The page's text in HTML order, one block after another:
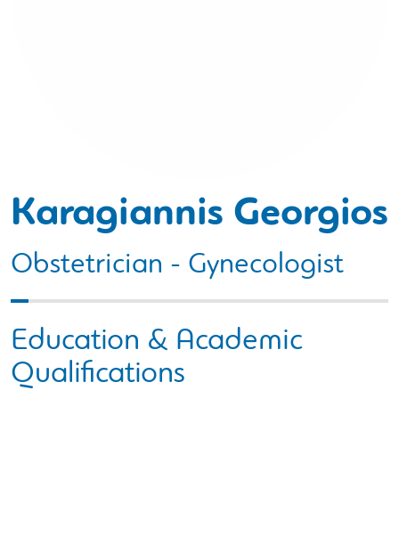
Karagiannis Georgios
Obstetrician - Gynecologist
Education & Academic
Qualifications